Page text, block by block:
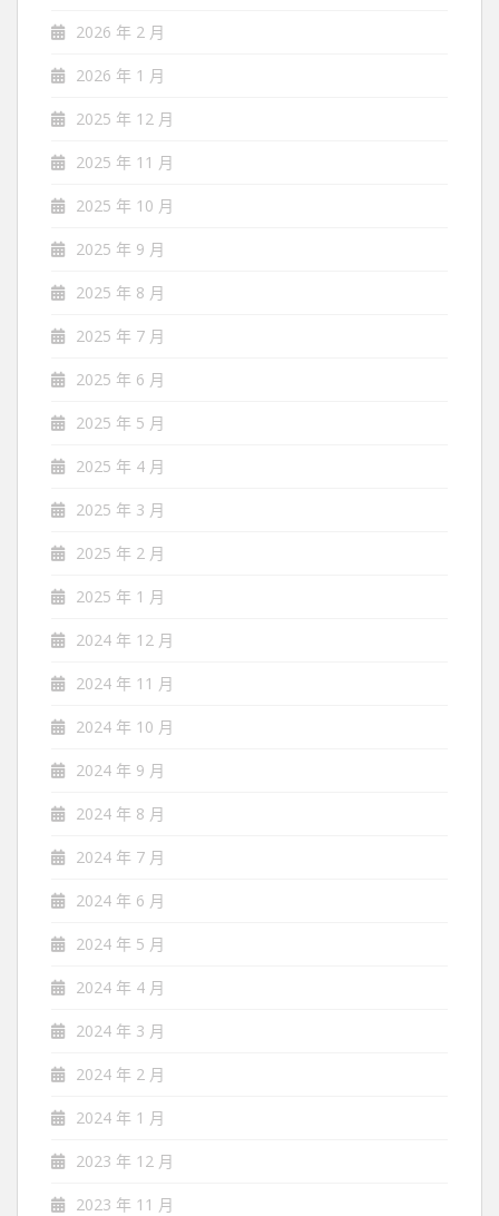
2026 年 2 月
2026 年 1 月
2025 年 12 月
2025 年 11 月
2025 年 10 月
2025 年 9 月
2025 年 8 月
2025 年 7 月
2025 年 6 月
2025 年 5 月
2025 年 4 月
2025 年 3 月
2025 年 2 月
2025 年 1 月
2024 年 12 月
2024 年 11 月
2024 年 10 月
2024 年 9 月
2024 年 8 月
2024 年 7 月
2024 年 6 月
2024 年 5 月
2024 年 4 月
2024 年 3 月
2024 年 2 月
2024 年 1 月
2023 年 12 月
2023 年 11 月